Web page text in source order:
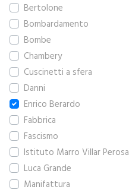
Bertolone
Bombardamento
Bombe
Chambery
Cuscinetti a sfera
Danni
Enrico Berardo
Fabbrica
Fascismo
Istituto Marro Villar Perosa
Luca Grande
Manifattura